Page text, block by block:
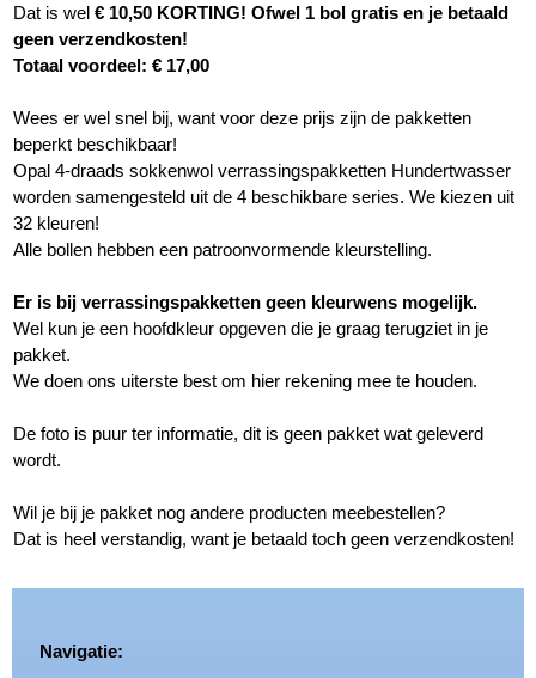
Dat is wel€ 10,50 KORTING! Ofwel 1 bol gratis en je betaald
geen verzendkosten!
Totaal voordeel: € 17,00
Wees er wel snel bij, want voor deze prijs zijn de pakketten
beperkt beschikbaar!
Opal 4-draads sokkenwol verrassingspakketten Hundertwasser
worden samengesteld uit de 4 beschikbare series. We kiezen uit
32 kleuren!
Alle bollen hebben een patroonvormende kleurstelling.
Er is bij verrassingspakketten geen kleurwens mogelijk.
Wel kun je een hoofdkleur opgeven die je graag terugziet in je
pakket.
We doen ons uiterste best om hier rekening mee te houden.
De foto is puur ter informatie, dit is geen pakket wat geleverd
wordt.
Wil je bij je pakket nog andere producten meebestellen?
Dat is heel verstandig, want je betaald toch geen verzendkosten!
Navigatie: